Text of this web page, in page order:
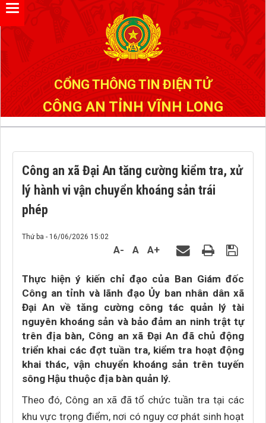
CỔNG THÔNG TIN ĐIỆN TỬ
CÔNG AN TỈNH VĨNH LONG
Công an xã Đại An tăng cường kiểm tra, xử
lý hành vi vận chuyển khoáng sản trái
phép
Thứ ba - 16/06/2026 15:02
A- A A+
Thực hiện ý kiến chỉ đạo của Ban Giám đốc
Công an tỉnh và lãnh đạo Ủy ban nhân dân xã
Đại An về tăng cường công tác quản lý tài
nguyên khoáng sản và bảo đảm an ninh trật tự
trên địa bàn, Công an xã Đại An đã chủ động
triển khai các đợt tuần tra, kiểm tra hoạt động
khai thác, vận chuyển khoáng sản trên tuyến
sông Hậu thuộc địa bàn quản lý.
Theo đó, Công an xã đã tổ chức tuần tra tại các
khu vực trọng điểm, nơi có nguy cơ phát sinh hoạt